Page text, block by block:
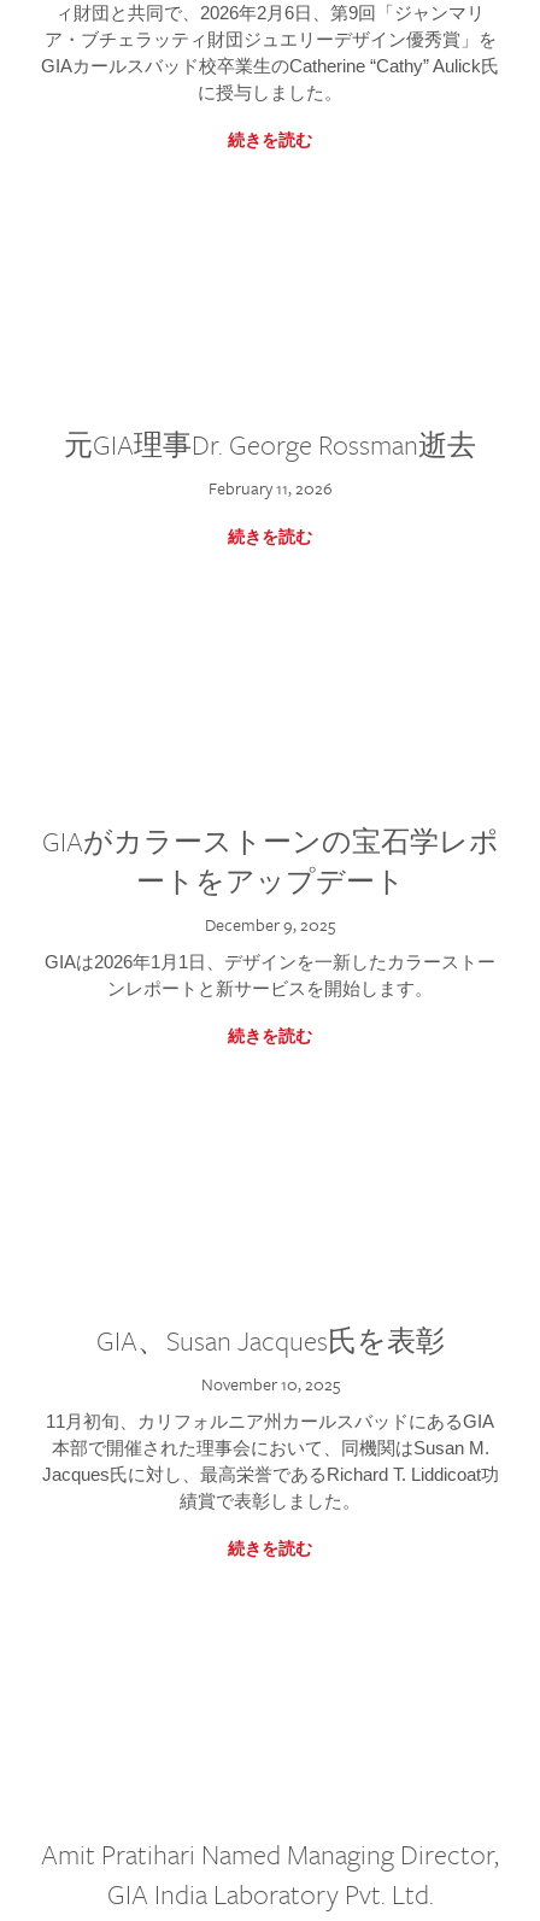
ィ財団と共同で、2026年2月6日、第9回「ジャンマリ
ア・ブチェラッティ財団ジュエリーデザイン優秀賞」を
GIAカールスバッド校卒業生のCatherine “Cathy” Aulick氏
に授与しました。
続きを読む
元GIA理事Dr. George Rossman逝去
February 11, 2026
続きを読む
GIAがカラーストーンの宝石学レポ
ートをアップデート
December 9, 2025
GIAは2026年1月1日、デザインを一新したカラーストー
ンレポートと新サービスを開始します。
続きを読む
GIA、Susan Jacques氏を表彰
November 10, 2025
11月初旬、カリフォルニア州カールスバッドにあるGIA
本部で開催された理事会において、同機関はSusan M.
Jacques氏に対し、最高栄誉であるRichard T. Liddicoat功
績賞で表彰しました。
続きを読む
Amit Pratihari Named Managing Director,
GIA India Laboratory Pvt. Ltd.